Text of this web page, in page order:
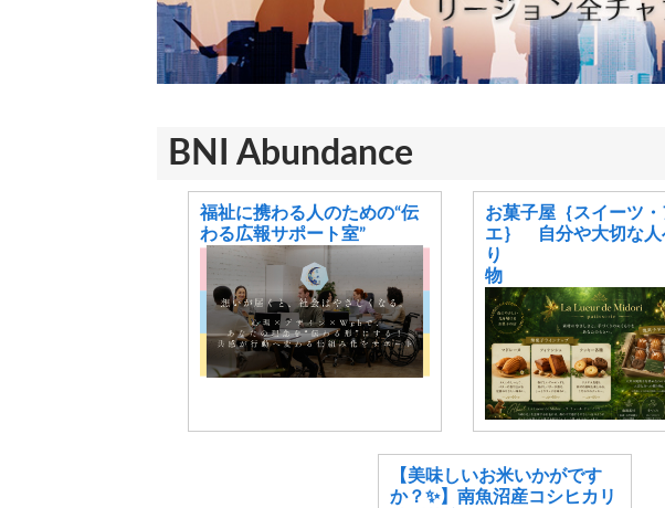
BNI Abundance
福祉に携わる人のための“伝
わる広報サポート室”
お菓子屋｛スイーツ・
エ｝ 自分や大切な人
り
【美味しいお米いかがです
か？✨】南魚沼産コシヒカリ